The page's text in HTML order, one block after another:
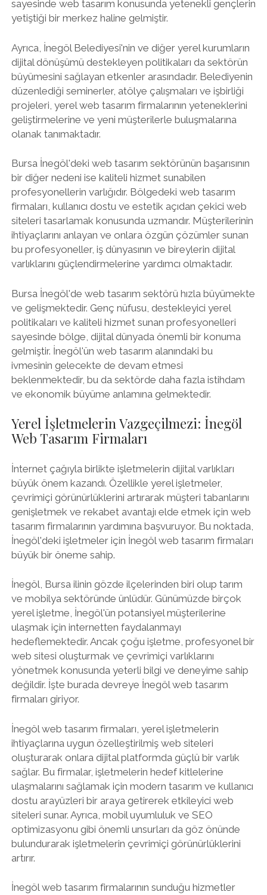
sayesinde web tasarım konusunda yetenekli gençlerin
yetiştiği bir merkez haline gelmiştir.
Ayrıca, İnegöl Belediyesi'nin ve diğer yerel kurumların
dijital dönüşümü destekleyen politikaları da sektörün
büyümesini sağlayan etkenler arasındadır. Belediyenin
düzenlediği seminerler, atölye çalışmaları ve işbirliği
projeleri, yerel web tasarım firmalarının yeteneklerini
geliştirmelerine ve yeni müşterilerle buluşmalarına
olanak tanımaktadır.
Bursa İnegöl'deki web tasarım sektörünün başarısının
bir diğer nedeni ise kaliteli hizmet sunabilen
profesyonellerin varlığıdır. Bölgedeki web tasarım
firmaları, kullanıcı dostu ve estetik açıdan çekici web
siteleri tasarlamak konusunda uzmandır. Müşterilerinin
ihtiyaçlarını anlayan ve onlara özgün çözümler sunan
bu profesyoneller, iş dünyasının ve bireylerin dijital
varlıklarını güçlendirmelerine yardımcı olmaktadır.
Bursa İnegöl'de web tasarım sektörü hızla büyümekte
ve gelişmektedir. Genç nüfusu, destekleyici yerel
politikaları ve kaliteli hizmet sunan profesyonelleri
sayesinde bölge, dijital dünyada önemli bir konuma
gelmiştir. İnegöl'ün web tasarım alanındaki bu
ivmesinin gelecekte de devam etmesi
beklenmektedir, bu da sektörde daha fazla istihdam
ve ekonomik büyüme anlamına gelmektedir.
Yerel İşletmelerin Vazgeçilmezi: İnegöl
Web Tasarım Firmaları
İnternet çağıyla birlikte işletmelerin dijital varlıkları
büyük önem kazandı. Özellikle yerel işletmeler,
çevrimiçi görünürlüklerini artırarak müşteri tabanlarını
genişletmek ve rekabet avantajı elde etmek için web
tasarım firmalarının yardımına başvuruyor. Bu noktada,
İnegöl'deki işletmeler için İnegöl web tasarım firmaları
büyük bir öneme sahip.
İnegöl, Bursa ilinin gözde ilçelerinden biri olup tarım
ve mobilya sektöründe ünlüdür. Günümüzde birçok
yerel işletme, İnegöl'ün potansiyel müşterilerine
ulaşmak için internetten faydalanmayı
hedeflemektedir. Ancak çoğu işletme, profesyonel bir
web sitesi oluşturmak ve çevrimiçi varlıklarını
yönetmek konusunda yeterli bilgi ve deneyime sahip
değildir. İşte burada devreye İnegöl web tasarım
firmaları giriyor.
İnegöl web tasarım firmaları, yerel işletmelerin
ihtiyaçlarına uygun özelleştirilmiş web siteleri
oluşturarak onlara dijital platformda güçlü bir varlık
sağlar. Bu firmalar, işletmelerin hedef kitlelerine
ulaşmalarını sağlamak için modern tasarım ve kullanıcı
dostu arayüzleri bir araya getirerek etkileyici web
siteleri sunar. Ayrıca, mobil uyumluluk ve SEO
optimizasyonu gibi önemli unsurları da göz önünde
bulundurarak işletmelerin çevrimiçi görünürlüklerini
artırır.
İnegöl web tasarım firmalarının sunduğu hizmetler